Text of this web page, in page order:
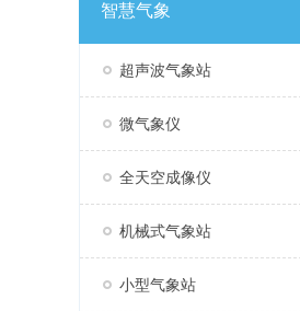
智慧气象
超声波气象站
微气象仪
全天空成像仪
机械式气象站
小型气象站